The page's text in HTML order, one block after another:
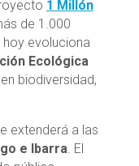
1 Millón
de 1.000
evoluciona
Ecológica
biodiversidad,
extenderá a las
e Ibarra. El